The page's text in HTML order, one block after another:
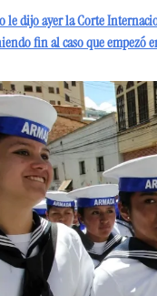
le dijo ayer la Corte
fin al caso que empezó